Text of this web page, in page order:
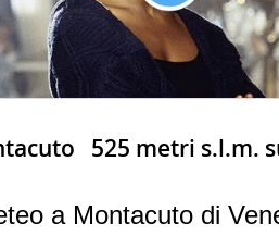
525 metri s.l.m.
a Montacuto di